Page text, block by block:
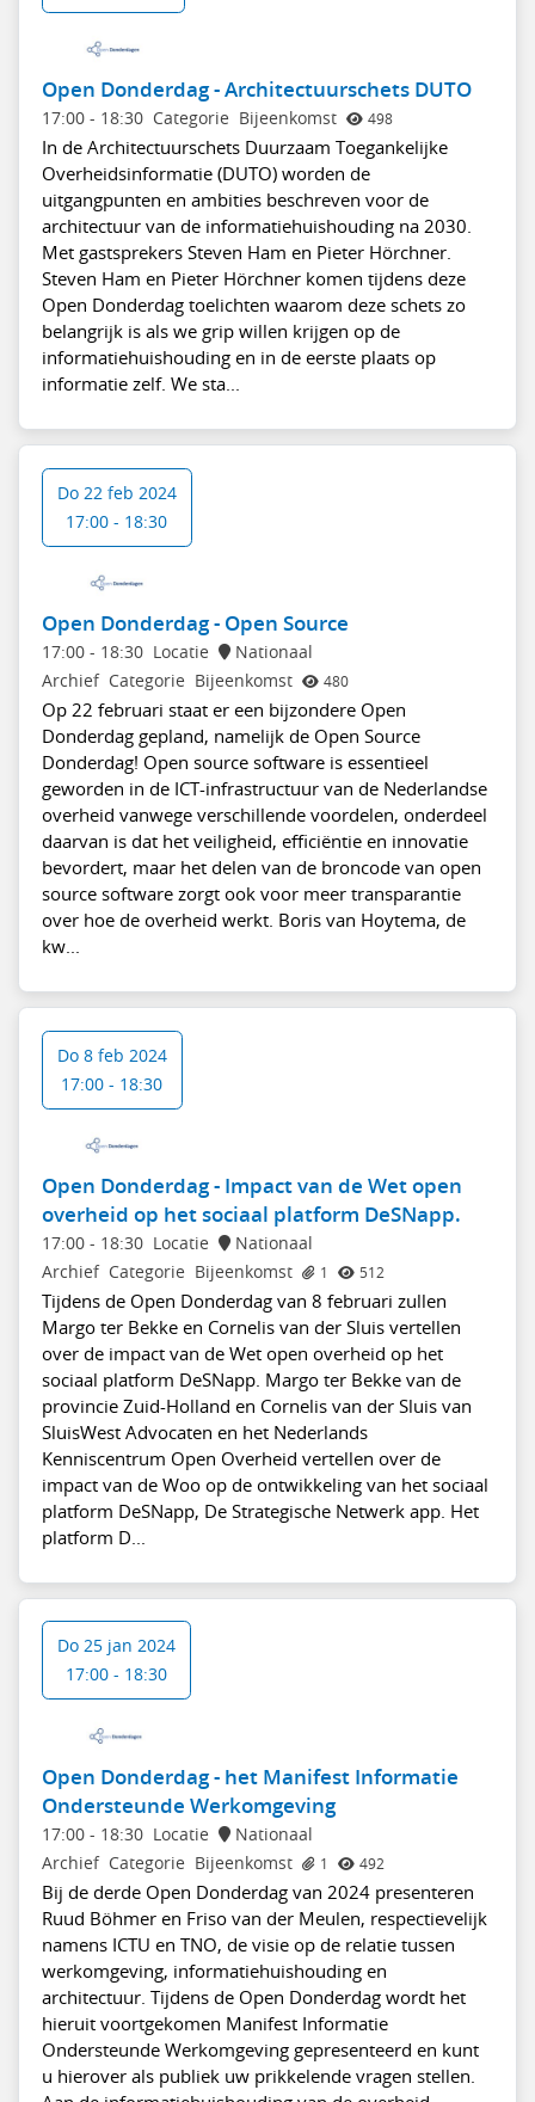
Open Donderdag - Architectuurschets DUTO
17:00- 18:30 Categorie Bijeenkomst 498
In de Architectuurschets Duurzaam Toegankelijke
Overheidsinformatie (DUTO) worden de
uitgangpunten en ambities beschreven voor de
architectuur van de informatiehuishouding na 2030.
Met gastsprekers Steven Ham en Pieter Hörchner.
Steven Ham en Pieter Hörchner komen tijdens deze
Open Donderdag toelichten waarom deze schets zo
belangrijk is als we grip willen krijgen op de
informatiehuishouding en in de eerste plaats op
informatie zelf. We sta...
Open Donderdag - Open Source
17:00- 18:30 Locatie
Nationaal
Archief Categorie Bijeenkomst 480
Op 22 februari staat er een bijzondere Open
Donderdag gepland, namelijk de Open Source
Donderdag! Open source software is essentieel
geworden in de ICT-infrastructuur van de Nederlandse
overheid vanwege verschillende voordelen, onderdeel
daarvan is dat het veiligheid, efficiëntie en innovatie
bevordert, maar het delen van de broncode van open
source software zorgt ook voor meer transparantie
over hoe de overheid werkt. Boris van Hoytema, de
kw...
Do 22 feb 2024
17:00 - 18:30
Open Donderdag - Impact van de Wet open
overheid op het sociaal platform DeSNapp.
17:00- 18:30 Locatie
Nationaal
Archief Categorie Bijeenkomst 1 512
Tijdens de Open Donderdag van 8 februari zullen
Margo ter Bekke en Cornelis van der Sluis vertellen
over de impact van de Wet open overheid op het
sociaal platform DeSNapp. Margo ter Bekke van de
provincie Zuid-Holland en Cornelis van der Sluis van
SluisWest Advocaten en het Nederlands
Kenniscentrum Open Overheid vertellen over de
impact van de Woo op de ontwikkeling van het sociaal
platform DeSNapp, De Strategische Netwerk app. Het
platform D...
Do 8 feb 2024
17:00 - 18:30
Open Donderdag - het Manifest Informatie
Ondersteunde Werkomgeving
17:00- 18:30 Locatie
Nationaal
Archief Categorie Bijeenkomst 1 492
Bij de derde Open Donderdag van 2024 presenteren
Ruud Böhmer en Friso van der Meulen, respectievelijk
namens ICTU en TNO, de visie op de relatie tussen
werkomgeving, informatiehuishouding en
architectuur. Tijdens de Open Donderdag wordt het
hieruit voortgekomen Manifest Informatie
Ondersteunde Werkomgeving gepresenteerd en kunt
u hierover als publiek uw prikkelende vragen stellen.
Do 25 jan 2024
17:00 - 18:30